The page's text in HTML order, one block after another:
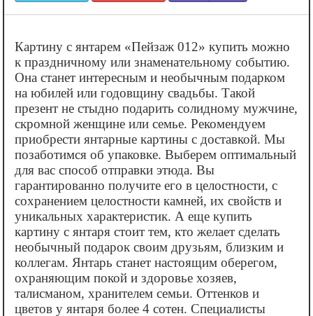
Картину с янтарем «‎Пейзаж 012» купить можно
к праздничному или знаменательному событию.
Она станет интересным и необычным подарком
на юбилей или годовщину свадьбы. Такой
презент не стыдно подарить солидному мужчине,
скромной женщине или семье. Рекомендуем
приобрести янтарные картины с доставкой. Мы
позаботимся об упаковке. Выберем оптимальный
для вас способ отправки этюда. Вы
гарантированно получите его в целостности, с
сохранением целостности камней, их свойств и
уникальных характеристик. А еще купить
картину с янтаря стоит тем, кто желает сделать
необычный подарок своим друзьям, близким и
коллегам. Янтарь станет настоящим оберегом,
охраняющим покой и здоровье хозяев,
талисманом, хранителем семьи. Оттенков и
цветов у янтаря более 4 сотен. Специалисты